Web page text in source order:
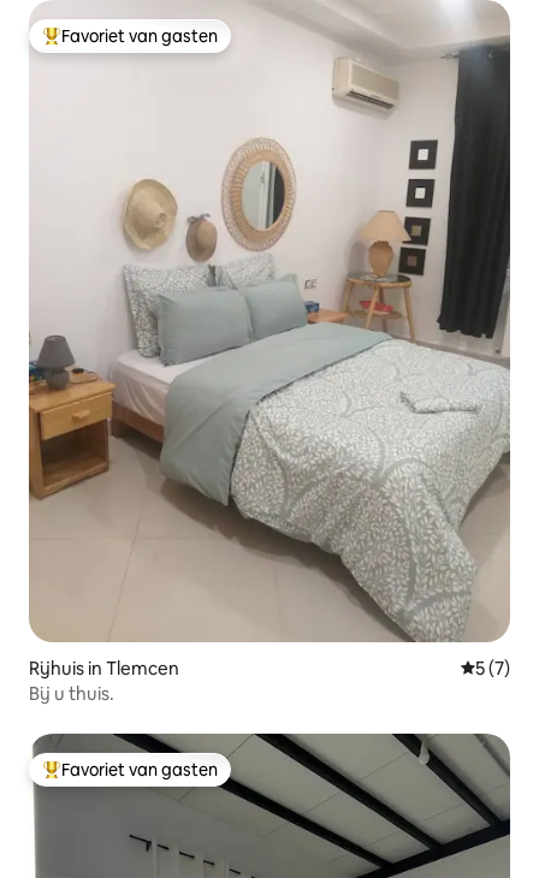
Topfavoriet van gasten
Favoriet van gasten
Rijhuis in Tlemcen
5 (7)
Bij u thuis.
Topfavoriet van gasten
Favoriet van gasten